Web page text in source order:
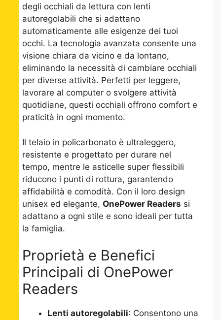
degli occhiali da lettura con lenti
autoregolabili che si adattano
automaticamente alle esigenze dei tuoi
occhi. La tecnologia avanzata consente una
visione chiara da vicino e da lontano,
eliminando la necessità di cambiare occhiali
per diverse attività. Perfetti per leggere,
lavorare al computer o svolgere attività
quotidiane, questi occhiali offrono comfort e
praticità in ogni momento.
Il telaio in policarbonato è ultraleggero,
resistente e progettato per durare nel
tempo, mentre le asticelle super flessibili
riducono i punti di rottura, garantendo
affidabilità e comodità. Con il loro design
unisex ed elegante, OnePower Readers si
adattano a ogni stile e sono ideali per tutta
la famiglia.
Proprietà e Benefici
Principali di OnePower
Readers
Lenti autoregolabili: Consentono una